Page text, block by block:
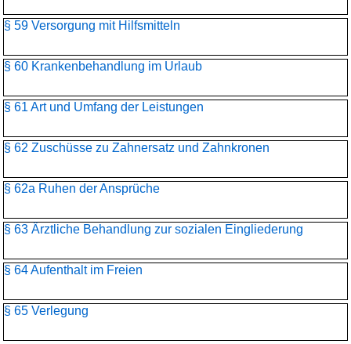
§ 59 Versorgung mit Hilfsmitteln
§ 60 Krankenbehandlung im Urlaub
§ 61 Art und Umfang der Leistungen
§ 62 Zuschüsse zu Zahnersatz und Zahnkronen
§ 62a Ruhen der Ansprüche
§ 63 Ärztliche Behandlung zur sozialen Eingliederung
§ 64 Aufenthalt im Freien
§ 65 Verlegung